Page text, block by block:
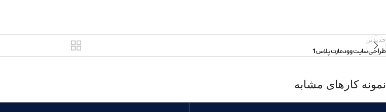
جدیدتر
طراحی سایت وودمارت پلاس 1
نمونه کارهای مشابه